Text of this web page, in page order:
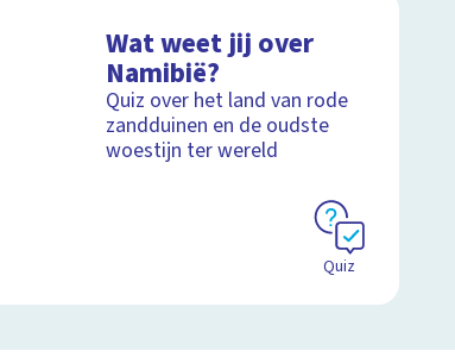
Wat weet jij over
Namibië?
Quiz over het land van rode
zandduinen en de oudste
woestijn ter wereld
Quiz